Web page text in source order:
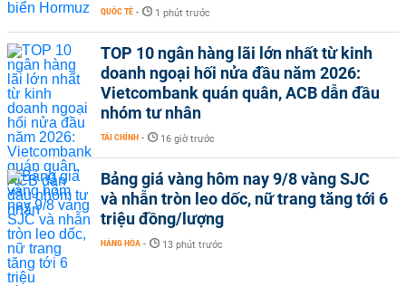
QUỐC TẾ - 1 phút trước
TOP 10 ngân hàng lãi lớn nhất từ kinh
doanh ngoại hối nửa đầu năm 2026:
Vietcombank quán quân, ACB dẫn đầu
nhóm tư nhân
TÀI CHÍNH - 16 giờ trước
Bảng giá vàng hôm nay 9/8 vàng SJC
và nhẫn tròn leo dốc, nữ trang tăng tới 6
triệu đồng/lượng
HÀNG HÓA - 13 phút trước